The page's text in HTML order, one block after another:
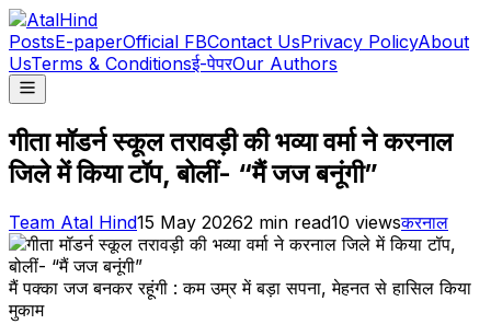
PostsE-paperOfficial FBContact UsPrivacy PolicyAbout
UsTerms & Conditionsई-पेपरOur Authors
गीता मॉडर्न स्कूल तरावड़ी की भव्या वर्मा ने करनाल
जिले में किया टॉप, बोलीं- “मैं जज बनूंगी”
Team Atal Hind15 May 20262 min read10 viewsकरनाल
मैं पक्का जज बनकर रहूंगी : कम उम्र में बड़ा सपना, मेहनत से हासिल किया
मुकाम